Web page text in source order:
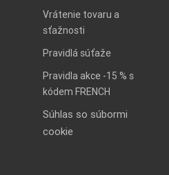
Vrátenie tovaru a
sťažnosti
Pravidlá súťaže
Pravidla akce -15 % s
kódem FRENCH
Súhlas so súbormi
cookie